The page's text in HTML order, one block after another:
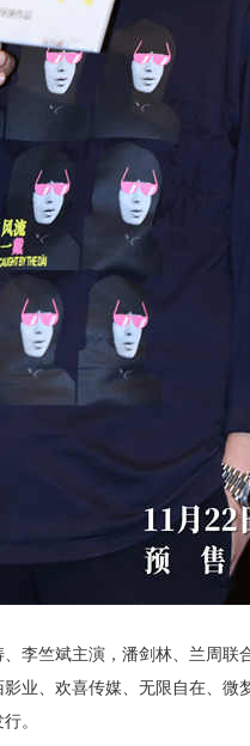
李竺斌主演，潘剑林、兰周联
业、欢喜传媒、无限自在、微
。